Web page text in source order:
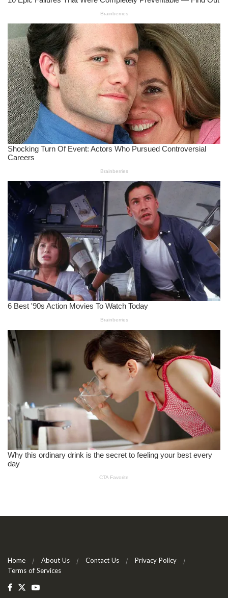
Home About Us Contact Us
Privacy Policy
Terms of Services